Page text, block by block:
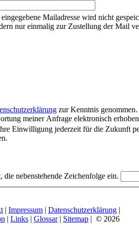
Mailadresse wird nicht
nur einmalig zur Zustellung der Mail
zur Kenntnis
meiner Anfrage elektronisch
Einwilligung jederzeit für die Zukunft
nebenstehende Zeichenfolge ein.
| Impressum | Datenschutzerklärung |
| Links | Glossar| Sitemap | © 2026